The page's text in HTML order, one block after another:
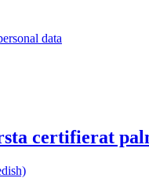
data
certifierat